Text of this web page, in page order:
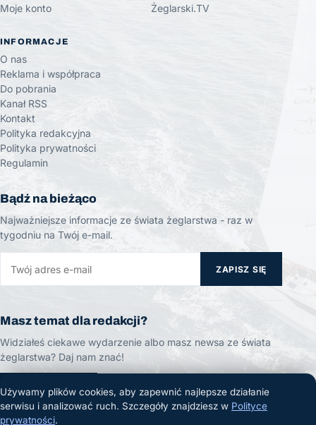
Moje konto
Żeglarski.TV
INFORMACJE
O nas
Reklama i współpraca
Do pobrania
Kanał RSS
Kontakt
Polityka redakcyjna
Polityka prywatności
Regulamin
Bądź na bieżąco
Najważniejsze informacje ze świata żeglarstwa - raz w
tygodniu na Twój e-mail.
ZAPISZ SIĘ
Masz temat dla redakcji?
Widziałeś ciekawe wydarzenie albo masz newsa ze świata
żeglarstwa? Daj nam znać!
ZGŁOŚ TEMAT
Używamy plików cookies, aby zapewnić najlepsze działanie
serwisu i analizować ruch. Szczegóły znajdziesz w Polityce
prywatności.